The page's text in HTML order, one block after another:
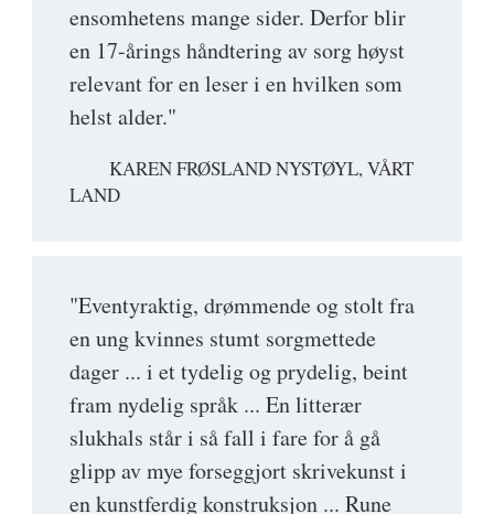
ensomhetens mange sider. Derfor blir
en 17-årings håndtering av sorg høyst
relevant for en leser i en hvilken som
helst alder."
KAREN FRØSLAND NYSTØYL, VÅRT
LAND
"Eventyraktig, drømmende og stolt fra
en ung kvinnes stumt sorgmettede
dager ... i et tydelig og prydelig, beint
fram nydelig språk ... En litterær
slukhals står i så fall i fare for å gå
glipp av mye forseggjort skrivekunst i
en kunstferdig konstruksjon ... Rune